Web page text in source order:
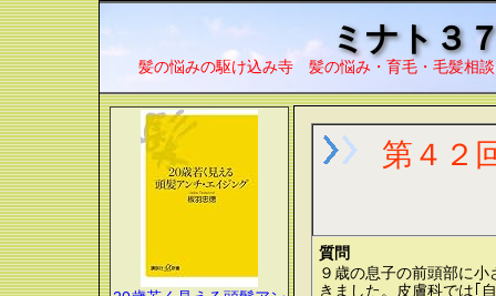
ミナト３
髪の悩みの駆け込み寺 髪の悩み・育毛・毛髪相
第４２
質問
９歳の息子の前頭部に
きました。皮膚科では｢